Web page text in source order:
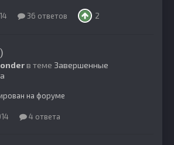
36 ответов 2
в теме Завершенные
на форуме
4 ответа